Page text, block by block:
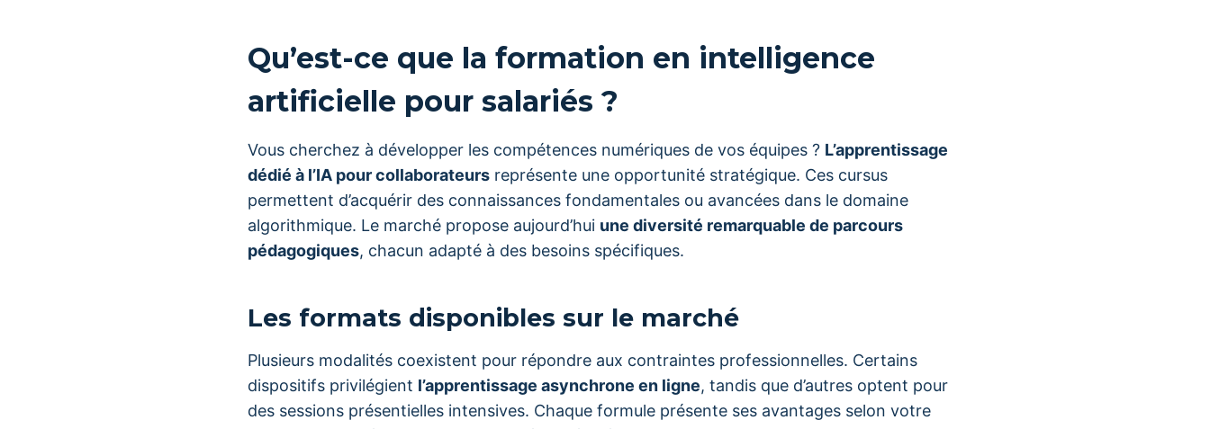
Qu’est-ce que la formation en intelligence
artificielle pour salariés ?
Vous cherchez à développer les compétences numériques de vos équipes ? L’apprentissage
dédié à l’IA pour collaborateurs représente une opportunité stratégique. Ces cursus
permettent d’acquérir des connaissances fondamentales ou avancées dans le domaine
algorithmique. Le marché propose aujourd’hui une diversité remarquable de parcours
pédagogiques, chacun adapté à des besoins spécifiques.
Les formats disponibles sur le marché
Plusieurs modalités coexistent pour répondre aux contraintes professionnelles. Certains
dispositifs privilégient l’apprentissage asynchrone en ligne, tandis que d’autres optent pour
des sessions présentielles intensives. Chaque formule présente ses avantages selon votre